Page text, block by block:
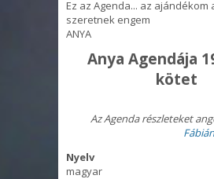
Ez az Agenda... az ajándékom
szeretnek engem
ANYA
Anya Agendája
kötet
Az Agenda részleteket
Nyelv
magyar